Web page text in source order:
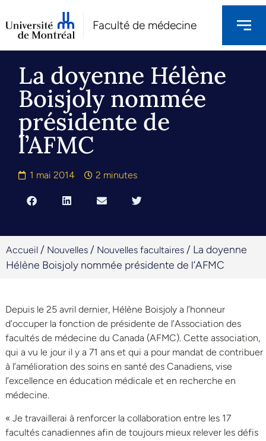
Faculté de médecine
La doyenne Hélène
Boisjoly nommée
présidente de
l’AFMC
1 mai 2014 2 minutes
Accueil / Nouvelles / Nouvelles facultaires / La doyenne
Hélène Boisjoly nommée présidente de l’AFMC
Depuis le 25 avril dernier, Hélène Boisjoly a l’honneur
d’occuper la fonction de présidente de l’Association des
facultés de médecine du Canada (AFMC). Cette association,
qui a vu le jour il y a 71 ans et qui a pour mandat de contribuer
à l’amélioration des soins en santé des Canadiens, vise
l’excellence en éducation médicale et en recherche en
médecine.
« Je travaillerai à renforcer la collaboration entre les 17
facultés canadiennes afin de toujours mieux relever les défis